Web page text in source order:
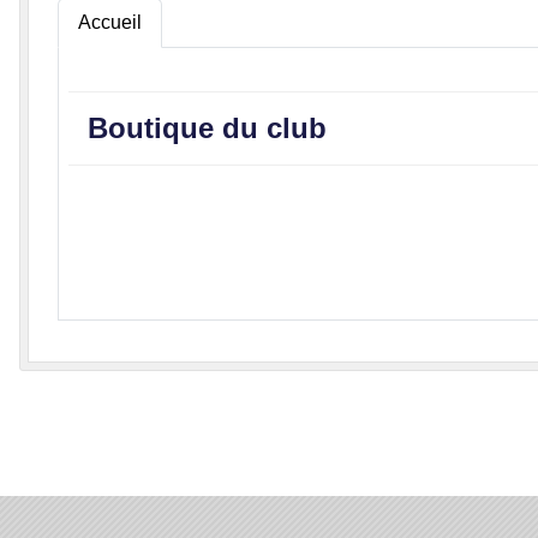
Accueil
Boutique du club